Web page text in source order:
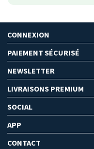
CONNEXION
PAIEMENT SÉCURISÉ
NEWSLETTER
LIVRAISONS PREMIUM
SOCIAL
APP
CONTACT